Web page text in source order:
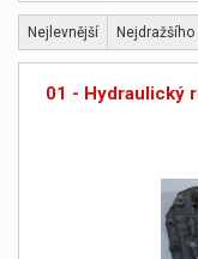
Nejlevnější Nejdražšího
01 - Hydraulický